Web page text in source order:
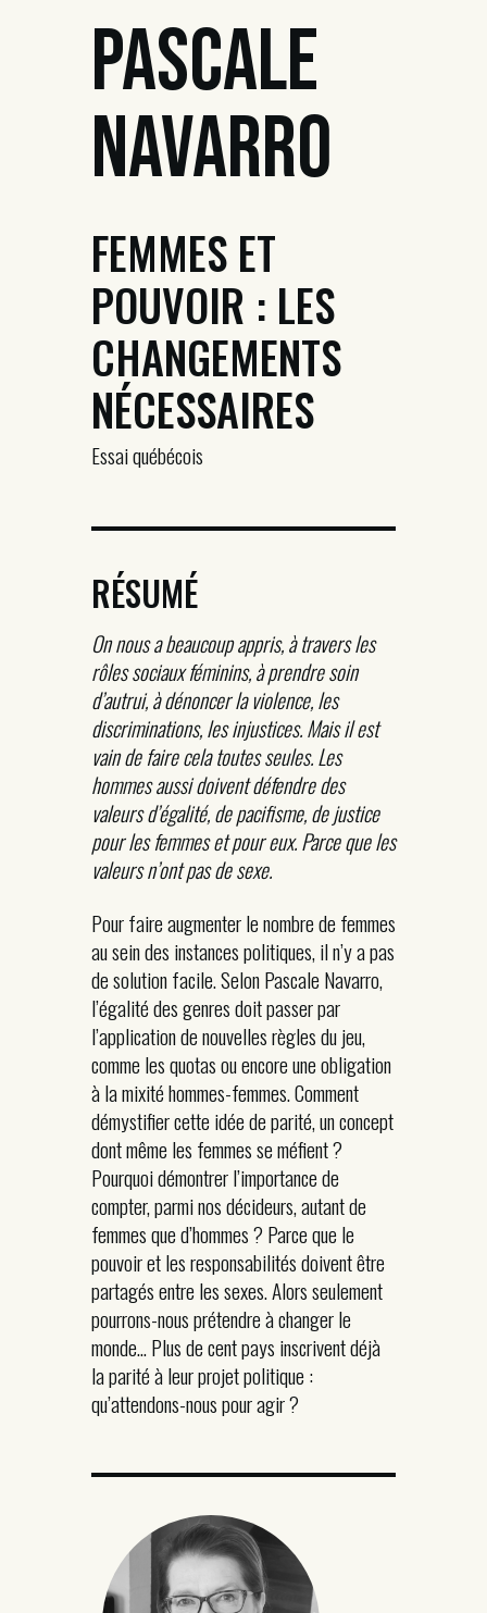
Pascale
Navarro
FEMMES ET
POUVOIR : LES
CHANGEMENTS
NÉCESSAIRES
Essai québécois
RÉSUMÉ
On nous a beaucoup appris, à travers les
rôles sociaux féminins, à prendre soin
d’autrui, à dénoncer la violence, les
discriminations, les injustices. Mais il est
vain de faire cela toutes seules. Les
hommes aussi doivent défendre des
valeurs d’égalité, de pacifisme, de justice
pour les femmes et pour eux. Parce que les
valeurs n’ont pas de sexe.
Pour faire augmenter le nombre de femmes
au sein des instances politiques, il n’y a pas
de solution facile. Selon Pascale Navarro,
l’égalité des genres doit passer par
l’application de nouvelles règles du jeu,
comme les quotas ou encore une obligation
à la mixité hommes-femmes. Comment
démystifier cette idée de parité, un concept
dont même les femmes se méfient ?
Pourquoi démontrer l’importance de
compter, parmi nos décideurs, autant de
femmes que d’hommes ? Parce que le
pouvoir et les responsabilités doivent être
partagés entre les sexes. Alors seulement
pourrons-nous prétendre à changer le
monde… Plus de cent pays inscrivent déjà
la parité à leur projet politique :
qu’attendons-nous pour agir ?